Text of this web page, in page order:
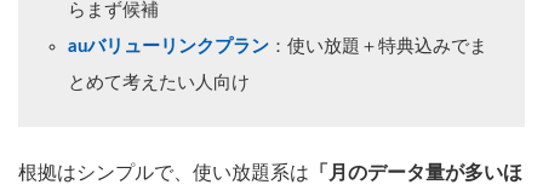
らまず候補
auバリューリンクプラン ：使い放題＋特典込みでま
とめて考えたい人向け
根拠はシンプルで、使い放題系は 「月のデータ量が多いほ